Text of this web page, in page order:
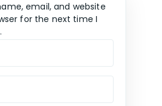
email, and website
for the next time I